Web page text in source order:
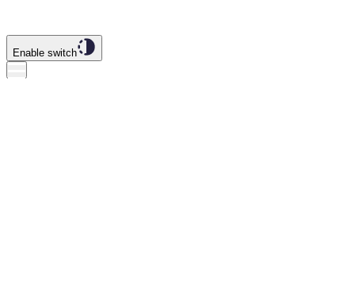
Enable switch